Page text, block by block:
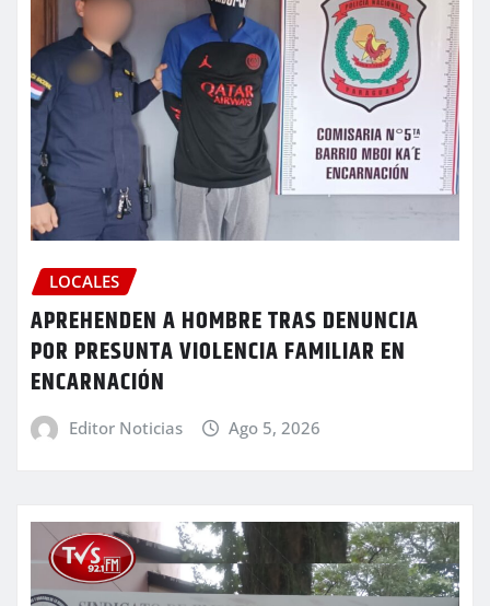
LOCALES
APREHENDEN A HOMBRE TRAS DENUNCIA
POR PRESUNTA VIOLENCIA FAMILIAR EN
ENCARNACIÓN
Editor Noticias Ago 5, 2026